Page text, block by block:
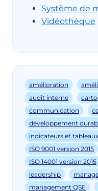
Système de
Vidéothèque
amélioration
audit interne
communication
développement
indicateurs et
ISO 9001 version 2015
ISO 14001 version 2015
leadership
management QSE